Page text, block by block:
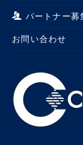
パートナー募
お問い合わせ